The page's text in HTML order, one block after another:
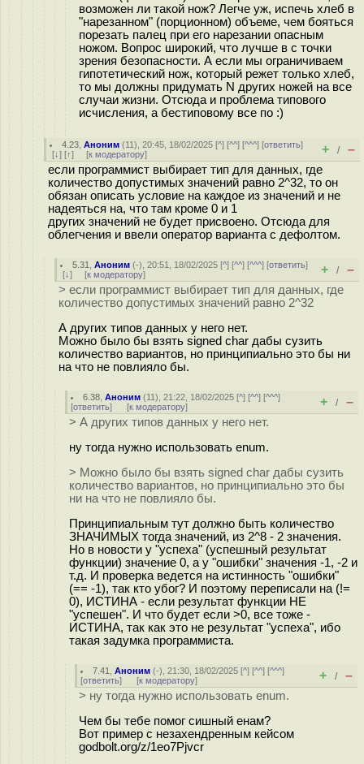
возможен ли такой нож? Легче уж, испечь хлеб в
"нарезанном" (порционном) объеме, чем бояться
порезать палец при его нарезании опасным
ножом. Вопрос широкий, что лучше в с точки
зрения безопасности. А если мы ограничиваем
гипотетический нож, который режет только хлеб,
то мы должны придумать N других ножей на все
случаи жизни. Отсюда и проблема типового
исчисления, а бестиповому все по :)
4.23 ,Аноним (11), 20:45, 18/02/2025 [^] [^^] [^^^] [ответить]
[↓] [↑] [к модератору] + / –
если программист выбирает тип для данных, где
количество допустимых значений равно 2^32, то он
обязан описать условие на каждое из значений и не
надеяться на, что там кроме 0 и 1
других значений не будет присвоено. Отсюда для
облегчения и ввели оператор варианта с дефолтом.
5.31 ,Аноним (-), 20:51, 18/02/2025 [^] [^^] [^^^] [ответить]
[↓] [к модератору] + / –
> если программист выбирает тип для данных, где
количество допустимых значений равно 2^32
А других типов данных у него нет.
Можно было бы взять signed char дабы сузить
количество вариантов, но принципиально это бы ни
на что не повлияло бы.
6.38 ,Аноним (11), 21:22, 18/02/2025 [^] [^^] [^^^]
[ответить] [к модератору] + / –
> А других типов данных у него нет.
ну тогда нужно использовать enum.
> Можно было бы взять signed char дабы сузить
количество вариантов, но принципиально это бы
ни на что не повлияло бы.
Принципиальным тут должно быть количество
ЗНАЧИМЫХ тогда значений, из 2^8 - 2 значения.
Но в новости у "успеха" (успешный результат
функции) значение 0, а у "ошибки" значения -1, -2 и
т.д. И проверка ведется на истинность "ошибки"
(== -1), так кто убог? И поэтому переписали на (!=
0), ИСТИНА - если результат функции НЕ
"успешен". И что будет если >0, все тоже -
ИСТИНА, так как это не результат "успеха", ибо
такая задумка программиста.
7.41 ,Аноним (-), 21:30, 18/02/2025 [^] [^^] [^^^]
[ответить] [к модератору] + / –
> ну тогда нужно использовать enum.
Чем бы тебе помог сишный енам?
Вот пример с незахендренным кейсом
godbolt.org/z/1eo7Pjvcr